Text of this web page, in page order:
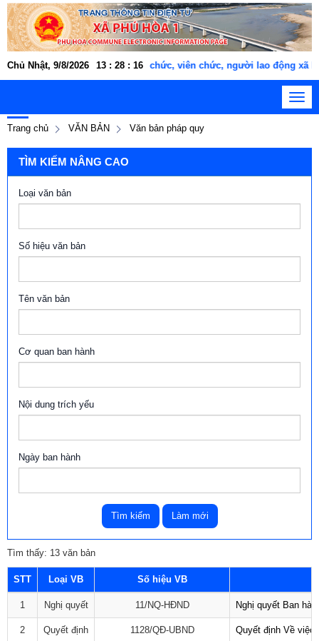
Chủ Nhật, 9/8/2026 13 : 28 : 16
Cán bộ, công chức, viên chức, người lao động xã Phú
Trang chủ
VĂN BẢN Văn bản pháp quy
TÌM KIẾM NÂNG CAO
Loại văn bản
Số hiệu văn bản
Tên văn bản
Cơ quan ban hành
Nội dung trích yếu
Ngày ban hành
Tìm kiếm Làm mới
Tìm thấy: 13 văn bản
STT Loại VB Số hiệu VB
1 Nghị quyết 11/NQ-HĐND Nghị quyết Ban
2 Quyết định 1128/QĐ-UBND Quyết định Về việc